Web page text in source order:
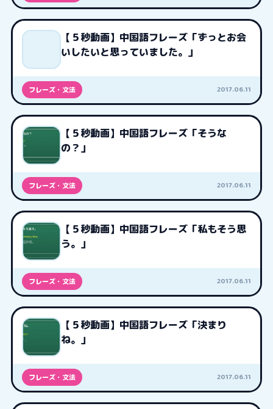
【５秒動画】中国語フレーズ「ずっとお会
いしたいと思っていました。」
フレーズ・文法 2017.06.11
【５秒動画】中国語フレーズ「そうな
の？」
フレーズ・文法 2017.06.11
【５秒動画】中国語フレーズ「私もそう思
う。」
フレーズ・文法 2017.06.11
【５秒動画】中国語フレーズ「決まり
ね。」
フレーズ・文法 2017.06.11